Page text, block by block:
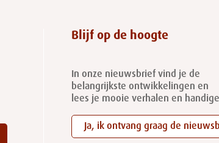
Blijf op de hoogte
In onze nieuwsbrief vind je de
belangrijkste ontwikkelingen en
lees je mooie verhalen en
Ja, ik ontvang graag de